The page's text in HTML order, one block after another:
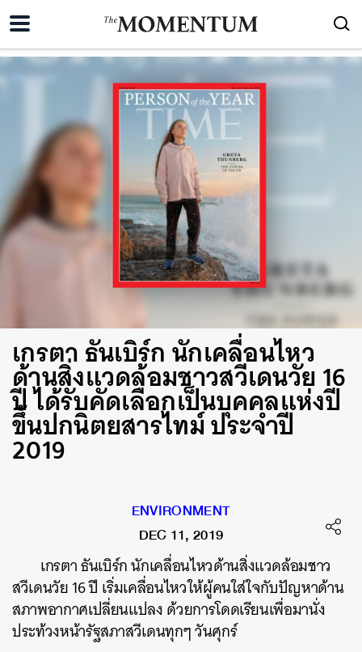
เกรตา ธันเบิร์ก นักเคลื่อนไหว
ด้านสิ่งแวดล้อมชาวสวีเดนวัย 16
ปี ได้รับคัดเลือกเป็นบุคคลแห่งปี
ขึ้นปกนิตยสารไทม์ ประจำปี
2019
ENVIRONMENT
DEC 11, 2019
เกรตา ธันเบิร์ก นักเคลื่อนไหวด้านสิ่งแวดล้อมชาว
สวีเดนวัย 16 ปี เริ่มเคลื่อนไหวให้ผู้คนใส่ใจกับปัญหาด้าน
สภาพอากาศเปลี่ยนแปลง ด้วยการโดดเรียนเพื่อมานั่ง
ประท้วงหน้ารัฐสภาสวีเดนทุกๆ วันศุกร์